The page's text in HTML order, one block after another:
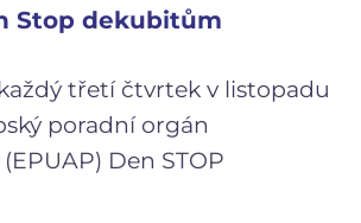
Stop dekubitům
třetí čtvrtek v listopadu
poradní orgán
Den STOP